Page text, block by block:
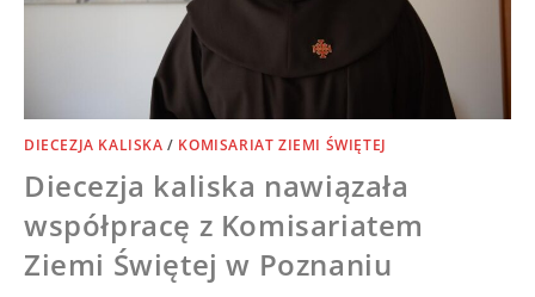
DIECEZJA KALISKA / KOMISARIAT ZIEMI ŚWIĘTEJ
Diecezja kaliska nawiązała
współpracę z Komisariatem
Ziemi Świętej w Poznaniu